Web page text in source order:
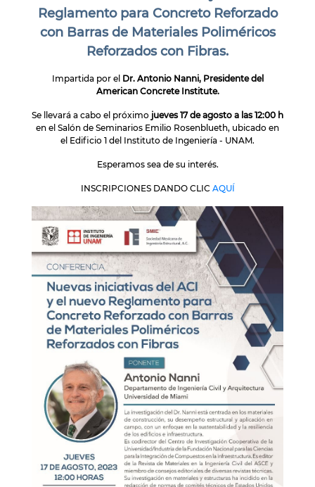
Reglamento para Concreto Reforzado
con Barras de Materiales Poliméricos
Reforzados con Fibras.
Impartida por el Dr. Antonio Nanni, Presidente del
American Concrete Institute.
Se llevará a cabo el próximo jueves 17 de agosto a las 12:00 h
en el Salón de Seminarios Emilio Rosenblueth, ubicado en
el Edificio 1 del Instituto de Ingeniería - UNAM.
Esperamos sea de su interés.
INSCRIPCIONES DANDO CLIC AQUÍ